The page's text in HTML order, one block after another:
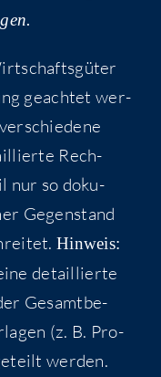
geach­tet wer­
Rech­
nur so doku­
Gegen­stand
Hin­weis:
detail­lier­te
Gesamt­be­
(z. B. Pro­
wer­den.